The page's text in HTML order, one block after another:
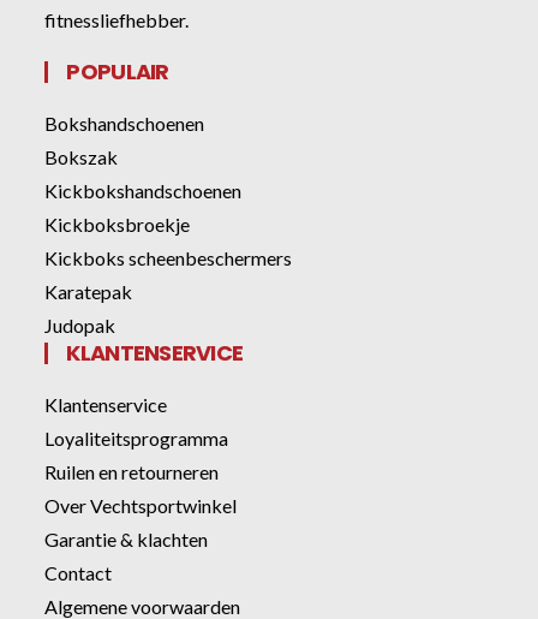
fitnessliefhebber.
POPULAIR
Bokshandschoenen
Bokszak
Kickbokshandschoenen
Kickboksbroekje
Kickboks scheenbeschermers
Karatepak
Judopak
KLANTENSERVICE
Klantenservice
Loyaliteitsprogramma
Ruilen en retourneren
Over Vechtsportwinkel
Garantie & klachten
Contact
Algemene voorwaarden